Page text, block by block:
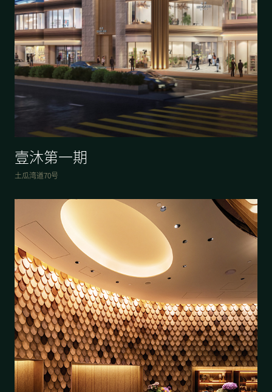
壹沐第一期
土瓜湾道70号